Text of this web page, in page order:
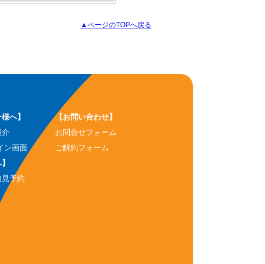
▲ページのTOPへ戻る
へ】
介
ン画面
予約
【お問い合わせ】
お問合せフォーム
ご解約フォーム